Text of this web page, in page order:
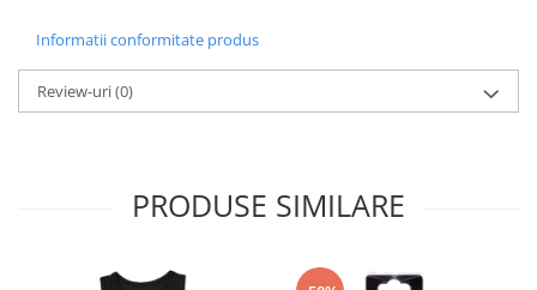
Informatii conformitate produs
Review-uri(0)
PRODUSE SIMILARE